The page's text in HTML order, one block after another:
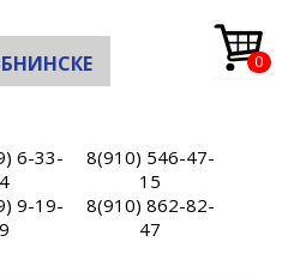
0
6-33-
9-19-
8(910) 546-47-
15
8(910) 862-82-
47